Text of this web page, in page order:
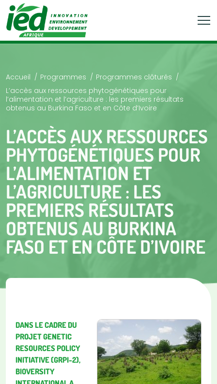
Accueil Programmes
Programmes clôturés
L’accès aux ressources phytogénétiques pour
l’alimentation et l’agriculture : les premiers résultats
obtenus au Burkina Faso et en Côte d’Ivoire
L’ACCÈS AUX RESSOURCES
PHYTOGÉNÉTIQUES POUR
L’ALIMENTATION ET
L’AGRICULTURE : LES
PREMIERS RÉSULTATS
OBTENUS AU BURKINA
FASO ET EN CÔTE D’IVOIRE
DANS LE CADRE DU
PROJET GENETIC
RESOURCES POLICY
INITIATIVE (GRPI-2),
BIOVERSITY